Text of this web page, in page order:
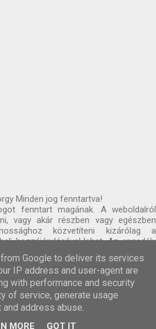
Minden jog fenntartva!
fenntart magának. A weboldalról
vagy akár részben vagy egészben
közvetíteni kizárólag a
hozzájárulásával lehet. Az engedély
nyilvánossághoz közvetítés, illetve
A weboldal személyes
– bármilyen formában történő –
a Jogtulajdonos előzetes írásbeli
Google to deliver its services
IP address and user-agent are
with performance and security
of service, generate usage
address abuse.
MORE GOT IT